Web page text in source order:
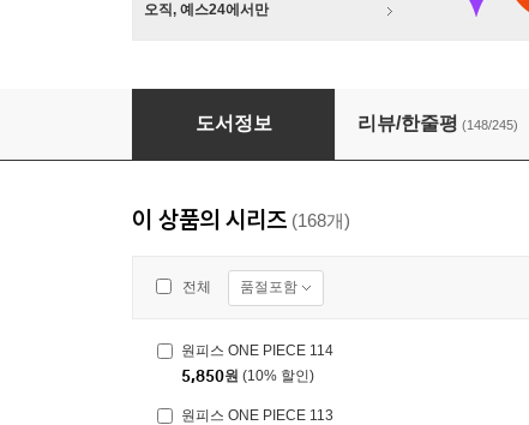
오직, 예스24에서만
원피스 ONE PIECE 109
도서정보 리뷰/한줄평 (148/245)
이 상품의 시리즈 (168개)
전체 품절포함
원피스 ONE PIECE 114
5,850원 (10% 할인)
원피스 ONE PIECE 113